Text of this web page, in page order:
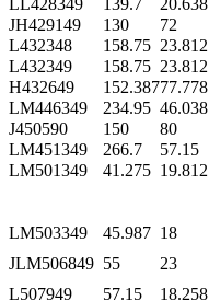
JH429149
130 72
L432348
158.75 23.812
L432349
158.75 23.812
H432649
152.38777.778
LM446349
234.95 46.038
J450590
150 80
LM451349
266.7 57.15
LM501349
41.275 19.812
LM503349
45.987 18
JLM506849 55 23
L507949
57.15 18.258